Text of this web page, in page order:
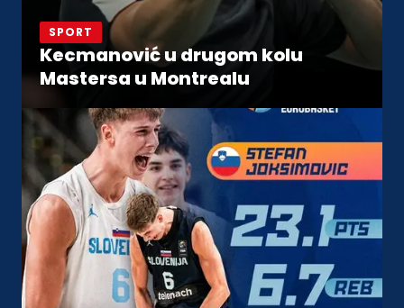
SPORT
Kecmanović u drugom kolu
Mastersa u Montrealu